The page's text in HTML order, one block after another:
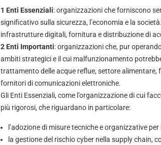
1 Enti Essenziali: organizzazioni che forniscono
significativo sulla sicurezza, l’economia e la
infrastrutture digitali, fornitura e distribuzione di
2 Enti Importanti: organizzazioni che, pur
ambiti strategici e il cui malfunzionamento
trattamento delle acque reflue, settore
fornitori di comunicazioni elettroniche.
Gli Enti Essenziali, come l’organizzazione di cui
più rigorosi, che riguardano in particolare:
l’adozione di misure tecniche e organizzative
la gestione del rischio cyber nella supply chain,